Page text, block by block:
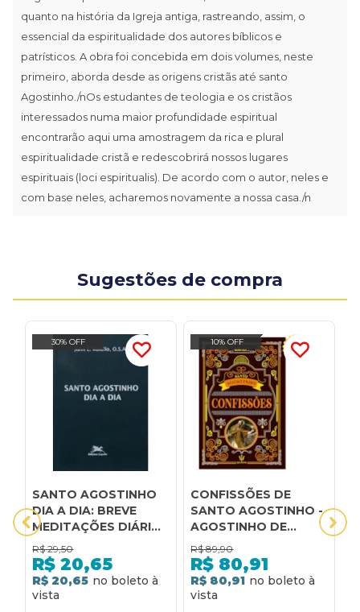
quanto na história da Igreja antiga, rastreando, assim, o
essencial da espiritualidade dos autores bíblicos e
patrísticos. A obra foi concebida em dois volumes, neste
primeiro, aborda desde as origens cristãs até santo
Agostinho./nOs estudantes de teologia e os cristãos
interessados numa maior profundidade espiritual
encontrarão aqui uma amostragem da rica e plural
espiritualidade cristã e redescobrirá nossos lugares
espirituais (loci espiritualis). De acordo com o autor, neles e
com base neles, acharemos novamente a nossa casa./n
Sugestões de compra
30% OFF
SANTO AGOSTINHO
DIA A DIA: BREVE
MEDITAÇÕES DIÁRIAS
TOMADAS DOS
ESCRITOS DE SANTO
AGOSTINHO
R$ 29,50
R$ 20,65
R$ 20,65
10% OFF
CONFISSÕES DE
SANTO AGOSTINHO -
AGOSTINHO DE
HIPONA | LUXO CAPA
DURA
R$ 89,90
R$ 80,91
R$ 80,91